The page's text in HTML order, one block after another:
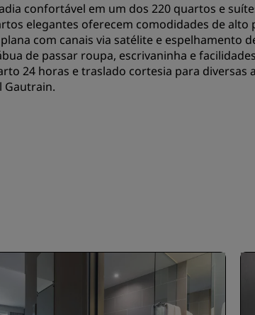
Restaurante
Procurar restaurante
confortável em um dos 220 quartos e
elegantes oferecem comodidades de
com canais via satélite e espelhamento
de passar roupa, escrivaninha e
24 horas e traslado cortesia para diversas
Gautrain.